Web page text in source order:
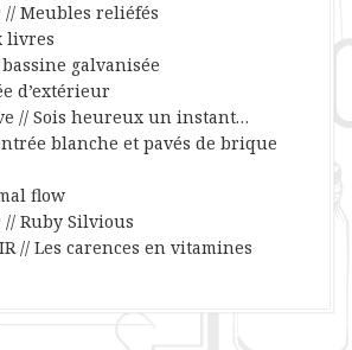
Meubles reliéfés
livres
galvanisée
d’extérieur
// Sois heureux un instant…
blanche et pavés de brique
flow
Ruby Silvious
// Les carences en vitamines